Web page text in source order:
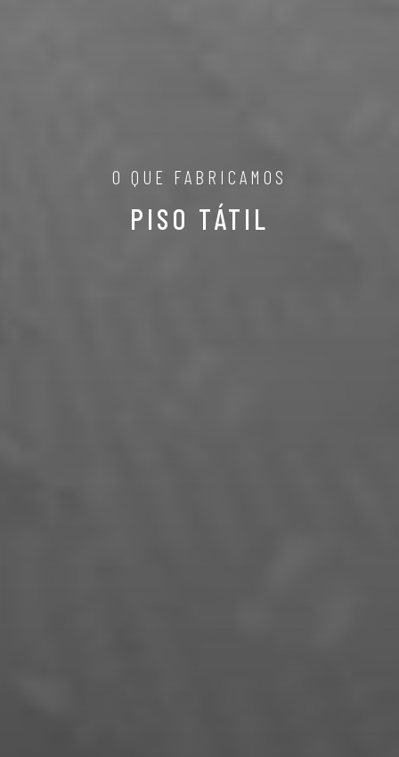
O QUE FABRICAMOS
PISO TÁTIL